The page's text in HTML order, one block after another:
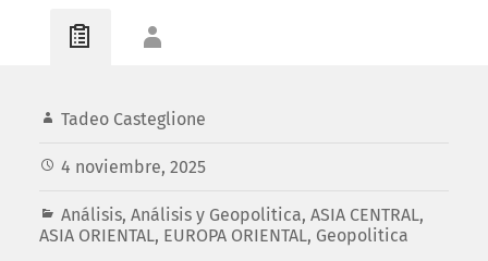
Tadeo Casteglione
4 noviembre, 2025
Análisis, Análisis y Geopolitica, ASIA CENTRAL,
ASIA ORIENTAL, EUROPA ORIENTAL, Geopolitica